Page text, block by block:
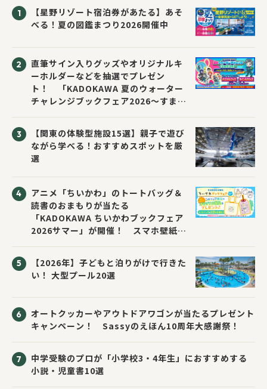
【星野リゾート宿泊券があたる】あそ
べる！夏の図鑑まつり2026開催中
直筆サイン入りグッズやオリジナルキ
ーホルダーなどを抽選でプレゼン
ト！ 「KADOKAWA 夏のウォーター
チャレンジブックフェア2026～すまな
【関東の体験型施設15選】親子で遊び
ながら学べる！おすすめスポットを厳
選
アニメ「ちいかわ」のトートバッグ＆
読書のおまもりが当たる
「KADOKAWA ちいかわブックフェア
2026サマー」が開催！ スマホ壁紙は
【2026年】子どもと泊りがけで行きた
い！ 大型プール20選
オートクッカーやアウトドアワゴンが当たるプレゼント
キャンペーン！ Sassyのえほん10周年大感謝祭！
中学受験のプロが「小学校3・4年生」におすすめする
小説・児童書10選